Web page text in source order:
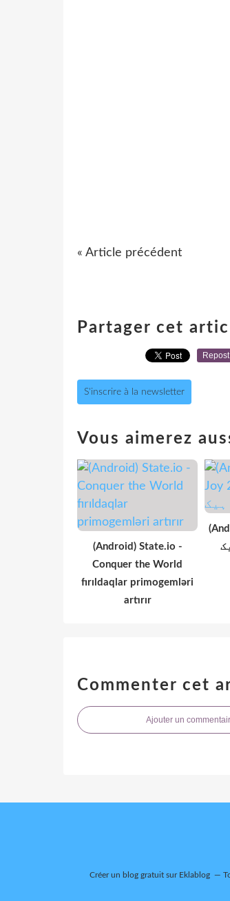
« Article précédent
Partager cet
Repost
S'inscrire à la newsletter
Vous aimerez
(Android) State.io -
Conquer the World
fırıldaqlar primogemləri
artırır
Commenter cet
Ajouter un
Créer un blog gratuit sur Eklablog